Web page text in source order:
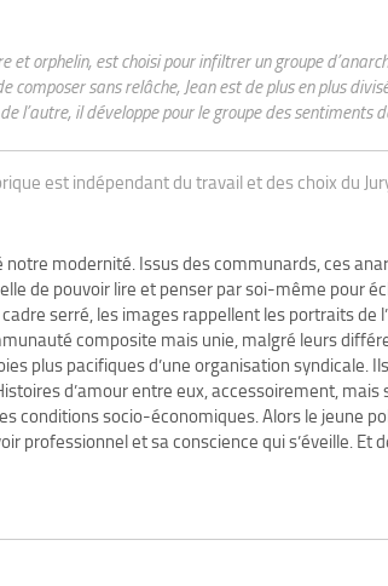
orphelin, est choisi pour infiltrer un groupe
composer sans relâche, Jean est de plus en plus
l’autre, il développe pour le groupe des sentiments
est indépendant du travail et des choix du
notre modernité. Issus des communards, ces
de pouvoir lire et penser par soi-même pour
serré, les images rappellent les portraits de
composite mais unie, malgré leurs
plus pacifiques d’une organisation syndicale.
d’amour entre eux, accessoirement,
conditions socio-économiques. Alors le jeune
professionnel et sa conscience qui s’éveille. Et